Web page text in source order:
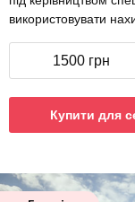
використовувати
1500 грн
Купити для